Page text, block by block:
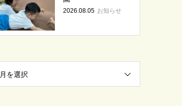
2026.08.05 お知らせ
月を選択